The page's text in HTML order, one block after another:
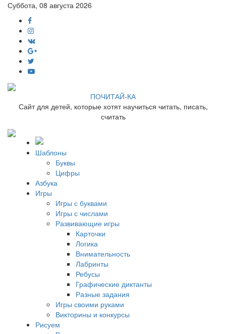
Суббота, 08 августа 2026
ПОЧИТАЙ-КА
Сайт для детей, которые хотят научиться читать, писать,
считать
Шаблоны
Буквы
Цифры
Азбука
Игры
Игры с буквами
Игры с числами
Развивающие игры
Карточки
Логика
Внимательность
Лабринты
Ребусы
Графические диктанты
Разные задания
Игры своими руками
Викторины и конкурсы
Рисуем